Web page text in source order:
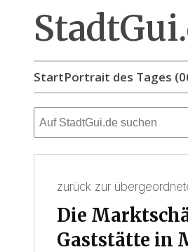
StartPortrait des Tages
zurück zur
Die
Gaststätte in